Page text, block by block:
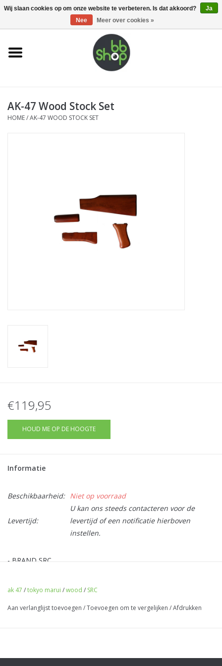
0 Artikelen - €0,00
Home
Supplies
Tactical Equipment
AK-47 Wood Stock Set
HOME/AK-47 WOOD STOCK SET
€119,95
HOUD ME OP DE HOOGTE
Informatie
Beschikbaarheid: Niet op voorraad
Levertijd:
U kan ons steeds contacteren voor de
levertijd of een notificatie hierboven
instellen.
- BRAND SRC
- FOR AK 47 WITH FULL STOCK.
- COMPATIBLE MARUI AND CLONES
ak 47 /tokyo marui /wood / SRC
Aan verlanglijst toevoegen /Toevoegen om te vergelijken /Afdrukken
Wij slaan cookies op om onze website te verbeteren. Is dat akkoord?
Ja
Nee
Meer over cookies »